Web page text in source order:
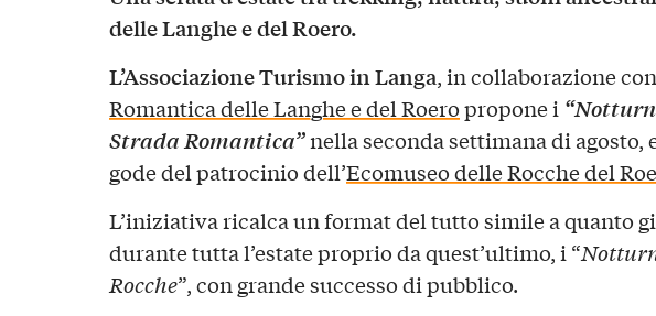
delle Langhe e del Roero.
L’Associazione Turismo in Langa, in collaborazione
Romantica delle Langhe e del Roeropropone i
Strada Romantica”nella seconda settimana di agosto,
gode del patrocinio dell’Ecomuseo delle Rocche del
L’iniziativa ricalca un format del tutto simile a quanto
durante tutta l’estate proprio da quest’ultimo, i “
Rocche”, con grande successo di pubblico.